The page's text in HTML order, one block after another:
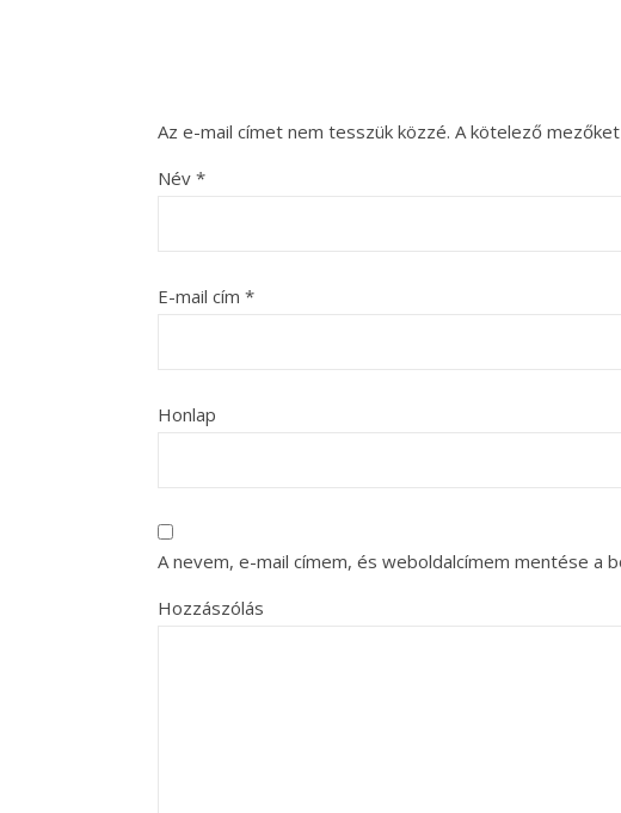
Az e-mail címet nem tesszük közzé. A kötelező mezőket
Név *
E-mail cím *
Honlap
A nevem, e-mail címem, és weboldalcímem mentése a
Hozzászólás